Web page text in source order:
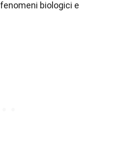
biologici e